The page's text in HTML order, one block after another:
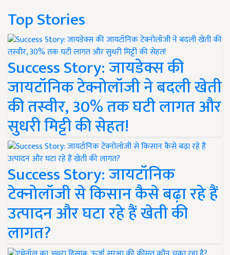
Top Stories
Success Story: जायडेक्स की
जायटॉनिक टेक्नोलॉजी ने बदली खेती
की तस्वीर, 30% तक घटी लागत और
सुधरी मिट्टी की सेहत!
Success Story: जायटॉनिक
टेक्नोलॉजी से किसान कैसे बढ़ा रहे हैं
उत्पादन और घटा रहे हैं खेती की
लागत?